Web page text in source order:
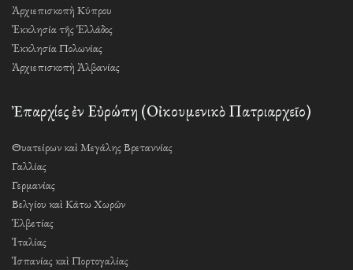
Ἀρχιεπισκοπὴ Κύπρου
Ἐκκλησία τῆς Ἑλλάδος
Ἐκκλησία Πολωνίας
Ἀρχιεπισκοπὴ Ἀλβανίας
Ἐπαρχίες ἐν Εὐρώπη (Οἰκουμενικὸ Πατριαρχεῖο)
Θυατείρων καὶ Μεγάλης Βρεταννίας
Γαλλίας
Γερμανίας
Βελγίου καὶ Κάτω Χωρῶν
Ἑλβετίας
Ἰταλίας
Ἱσπανίας καὶ Πορτογαλίας